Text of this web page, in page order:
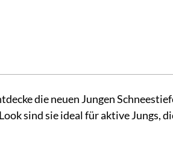
die neuen Jungen
sind sie ideal für aktive